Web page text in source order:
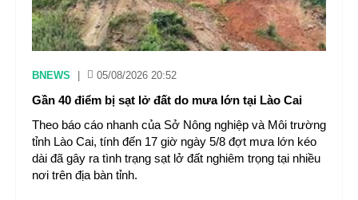
BNEWS 05/08/2026 20:52
Gần 40 điểm bị sạt lở đất do mưa lớn tại Lào Cai
Theo báo cáo nhanh của Sở Nông nghiệp và Môi trường
tỉnh Lào Cai, tính đến 17 giờ ngày 5/8 đợt mưa lớn kéo
dài đã gây ra tình trạng sạt lở đất nghiêm trọng tại nhiều
nơi trên địa bàn tỉnh.